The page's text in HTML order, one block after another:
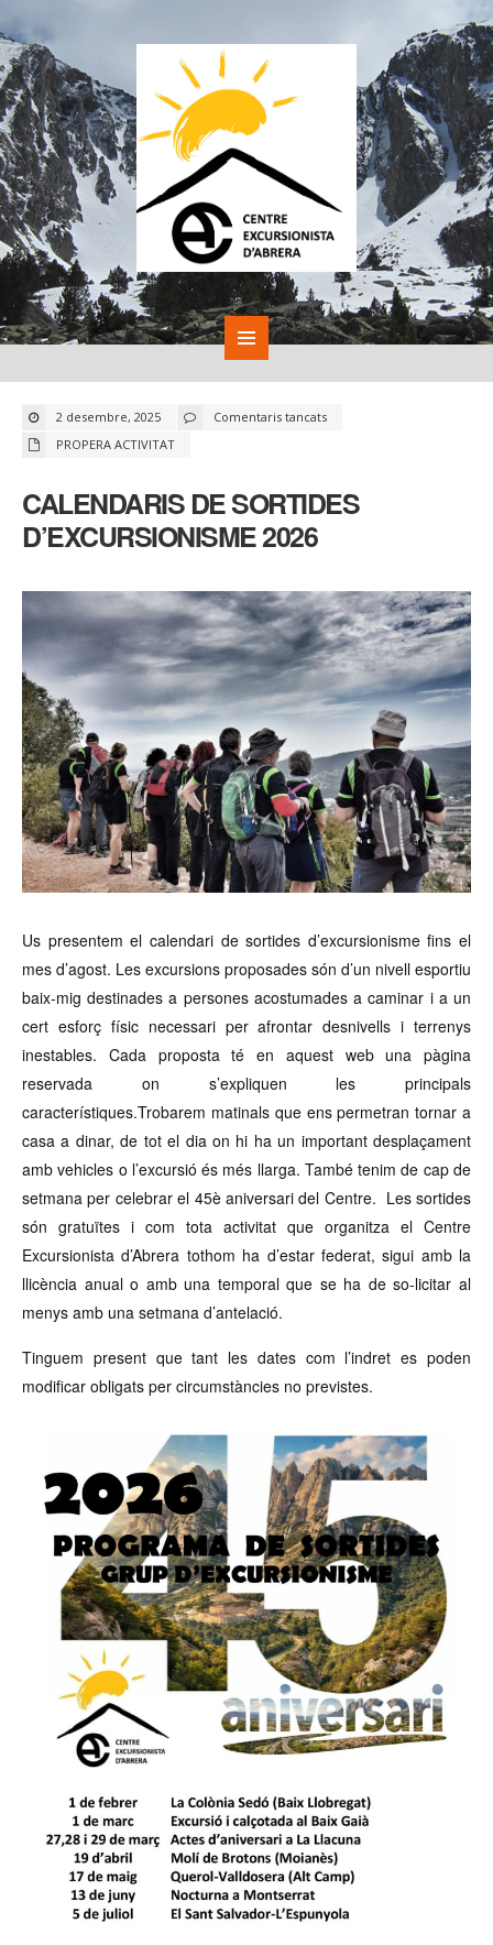
2 desembre, 2025 Comentaris tancatsa
CALENDARIS
PROPERA ACTIVITAT
CALENDARIS DE SORTIDES
D’EXCURSIONISME 2026
Us presentem el calendari de sortides d’excursionisme fins el
mes d’agost. Les excursions proposades són d’un nivell esportiu
baix-mig destinades a persones acostumades a caminar i a un
cert esforç físic necessari per afrontar desnivells i terrenys
inestables. Cada proposta té en aquest web una pàgina
reservada on s’expliquen les principals
característiques.Trobarem matinals que ens permetran tornar a
casa a dinar, de tot el dia on hi ha un important desplaçament
amb vehicles o l’excursió és més llarga. També tenim de cap de
setmana per celebrar el 45è aniversari del Centre. Les sortides
són gratuïtes i com tota activitat que organitza el Centre
Excursionista d’Abrera tothom ha d’estar federat, sigui amb la
llicència anual o amb una temporal que se ha de so-licitar al
menys amb una setmana d’antelació.
Tinguem present que tant les dates com l’indret es poden
modificar obligats per circumstàncies no previstes.